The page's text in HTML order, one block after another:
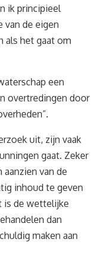
ik principieel
van de eigen
als het gaat om
een
overtredingen door
uit, zijn vaak
gaat. Zeker
van de
inhoud te geven
is de wettelijke
dan
maken aan